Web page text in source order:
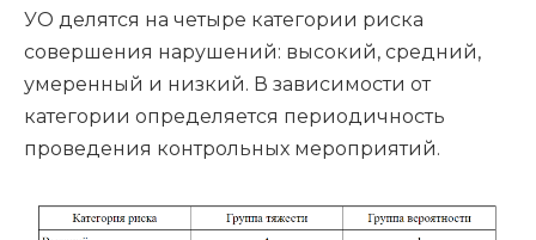
УО делятся на четыре категории риска
совершения нарушений: высокий, средний,
умеренный и низкий. В зависимости от
категории определяется периодичность
проведения контрольных мероприятий.